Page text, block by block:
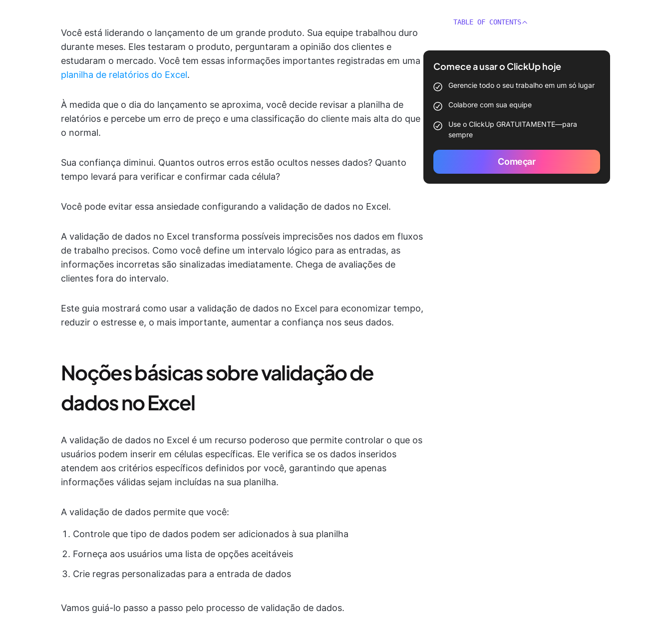
Você está liderando o lançamento de um grande produto. Sua equipe trabalhou duro
durante meses. Eles testaram o produto, perguntaram a opinião dos clientes e
estudaram o mercado. Você tem essas informações importantes registradas em uma
planilha de relatórios do Excel.
À medida que o dia do lançamento se aproxima, você decide revisar a planilha de
relatórios e percebe um erro de preço e uma classificação do cliente mais alta do que
o normal.
Sua confiança diminui. Quantos outros erros estão ocultos nesses dados? Quanto
tempo levará para verificar e confirmar cada célula?
Você pode evitar essa ansiedade configurando a validação de dados no Excel.
A validação de dados no Excel transforma possíveis imprecisões nos dados em fluxos
de trabalho precisos. Como você define um intervalo lógico para as entradas, as
informações incorretas são sinalizadas imediatamente. Chega de avaliações de
clientes fora do intervalo.
Este guia mostrará como usar a validação de dados no Excel para economizar tempo,
reduzir o estresse e, o mais importante, aumentar a confiança nos seus dados.
Noções básicas sobre validação de
dados no Excel
A validação de dados no Excel é um recurso poderoso que permite controlar o que os
usuários podem inserir em células específicas. Ele verifica se os dados inseridos
atendem aos critérios específicos definidos por você, garantindo que apenas
informações válidas sejam incluídas na sua planilha.
A validação de dados permite que você:
Controle que tipo de dados podem ser adicionados à sua planilha
Forneça aos usuários uma lista de opções aceitáveis
Crie regras personalizadas para a entrada de dados
Vamos guiá-lo passo a passo pelo processo de validação de dados.
TABLE OF CONTENTS
Comece a usar o ClickUp hoje
Gerencie todo o seu trabalho em um só lugar
Colabore com sua equipe
Use o ClickUp GRATUITAMENTE—para
sempre
Começar